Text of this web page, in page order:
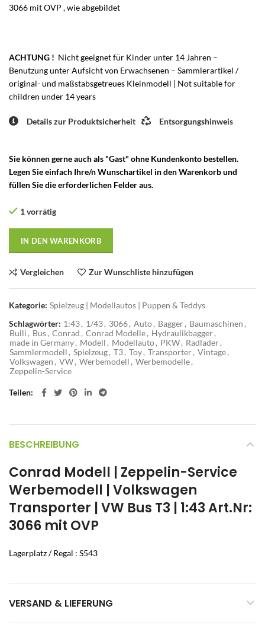
3066 mit OVP , wie abgebildet
ACHTUNG ! Nicht geeignet für Kinder unter 14 Jahren –
Benutzung unter Aufsicht von Erwachsenen – Sammlerartikel /
original- und maßstabsgetreues Kleinmodell | Not suitable for
children under 14 years
Details zur Produktsicherheit Entsorgungshinweis
Sie können gerne auch als "Gast" ohne Kundenkonto bestellen.
Legen Sie einfach Ihre/n Wunschartikel in den Warenkorb und
füllen Sie die erforderlichen Felder aus.
1 vorrätig
IN DEN WARENKORB
Vergleichen Zur Wunschliste hinzufügen
Kategorie: Spielzeug | Modellautos | Puppen & Teddys
Schlagwörter: 1:43, 1/43, 3066, Auto, Bagger, Baumaschinen ,
Bulli , Bus, Conrad , Conrad Modelle, Hydraulikbagger,
made in Germany, Modell , Modellauto, PKW, Radlader,
Sammlermodell , Spielzeug, T3, Toy, Transporter, Vintage,
Volkswagen , VW, Werbemodell , Werbemodelle,
Zeppelin-Service
Teilen
BESCHREIBUNG
Conrad Modell | Zeppelin-Service
Werbemodell | Volkswagen
Transporter | VW Bus T3 | 1:43 Art.Nr:
3066 mit OVP
Lagerplatz / Regal : S543
VERSAND & LIEFERUNG